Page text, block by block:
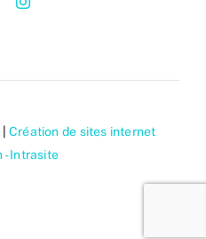
Création de sites internet
- Intrasite